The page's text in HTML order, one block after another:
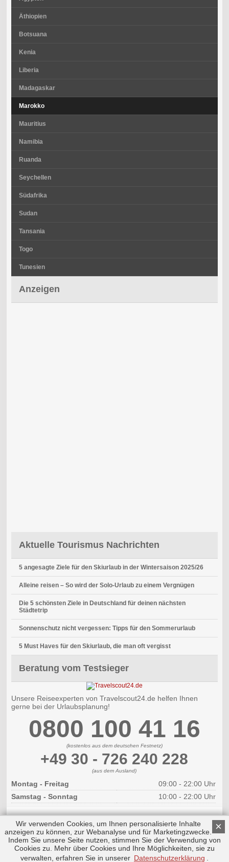
Äthiopien
Botsuana
Kenia
Liberia
Madagaskar
Marokko
Mauritius
Namibia
Ruanda
Seychellen
Südafrika
Sudan
Tansania
Togo
Tunesien
Anzeigen
Aktuelle Tourismus Nachrichten
5 angesagte Ziele für den Skiurlaub in der Wintersaison 2025/26
Alleine reisen – So wird der Solo-Urlaub zu einem Vergnügen
Die 5 schönsten Ziele in Deutschland für deinen nächsten
Städtetrip
Sonnenschutz nicht vergessen: Tipps für den Sommerurlaub
5 Must Haves für den Skiurlaub, die man oft vergisst
Beratung vom Testsieger
Unsere Reiseexperten von Travelscout24.de helfen Ihnen
gerne bei der Urlaubsplanung!
0800 100 41 16
(kostenlos aus dem deutschen Festnetz)
+49 30 - 726 240 228
(aus dem Ausland)
Montag - Freitag
09:00 - 22:00 Uhr
Samstag - Sonntag
10:00 - 22:00 Uhr
Copyright © 2026 by Triplemind GmbH
Impressum
Nach oben
×
Wir verwenden Cookies, um Ihnen personalisierte Inhalte
anzeigen zu können, zur Webanalyse und für Marketingzwecke.
Indem Sie unsere Seite nutzen, stimmen Sie der Verwendung von
Cookies zu. Mehr über Cookies und Ihre Möglichkeiten, sie zu
verwalten, erfahren Sie in unserer Datenschutzerklärung